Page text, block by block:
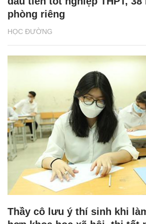
HỌC ĐƯỜNG
phòng riêng
Thầy cô lưu ý thí sinh khi